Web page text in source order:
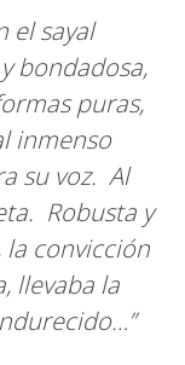
el sayal
bondadosa,
puras,
inmenso
su voz. Al
Robusta y
la convicción
llevaba la